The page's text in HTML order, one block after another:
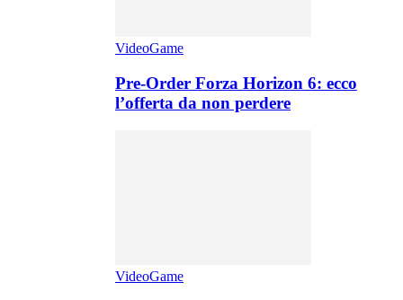
VideoGame
Pre-Order Forza Horizon 6: ecco
l’offerta da non perdere
VideoGame